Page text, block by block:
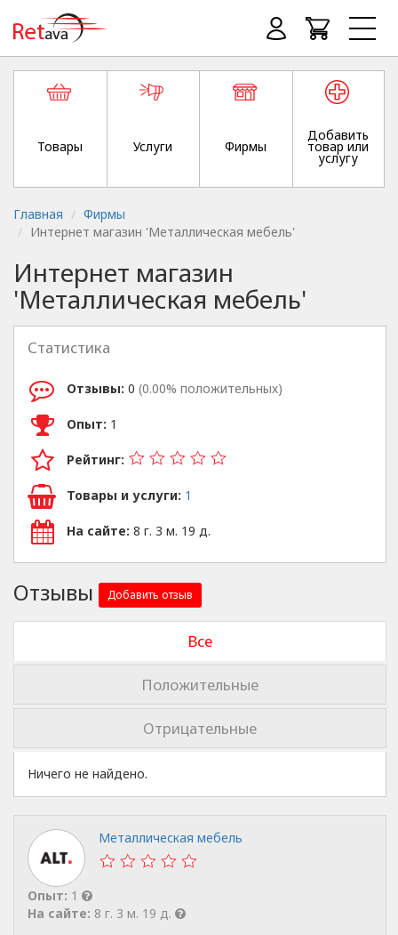
Товары Услуги Фирмы
Добавить
товар или
услугу
Главная
Фирмы
Интернет магазин 'Металлическая мебель'
Интернет магазин
'Металлическая мебель'
Статистика
Отзывы: 0 (0.00% положительных)
Опыт: 1
Рейтинг:
Товары и услуги: 1
На сайте: 8 г. 3 м. 19 д.
Отзывы Добавить отзыв
Все
Положительные
Отрицательные
Ничего не найдено.
Металлическая мебель
Опыт: 1
На сайте: 8 г. 3 м. 19 д.